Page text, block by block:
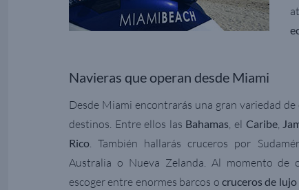
Navieras que operan desde Miami
Desde Miami encontrarás una gran variedad
destinos. Entre ellos las Bahamas, el Caribe,
Rico. También hallarás cruceros por
Australia o Nueva Zelanda. Al momento de
escoger entre enormes barcos o cruceros de lujo